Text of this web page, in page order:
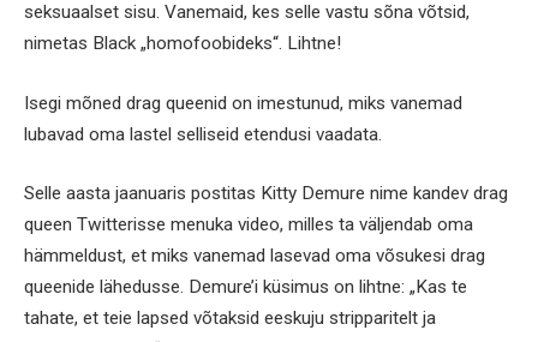
seksuaalset sisu. Vanemaid, kes selle vastu sõna võtsid,
nimetas Black „homofoobideks“. Lihtne!
Isegi mõned drag queenid on imestunud, miks vanemad
lubavad oma lastel selliseid etendusi vaadata.
Selle aasta jaanuaris postitas Kitty Demure nime kandev drag
queen Twitterisse menuka video, milles ta väljendab oma
hämmeldust, et miks vanemad lasevad oma võsukesi drag
queenide lähedusse. Demure’i küsimus on lihtne: „Kas te
tahate, et teie lapsed võtaksid eeskuju stripparitelt ja